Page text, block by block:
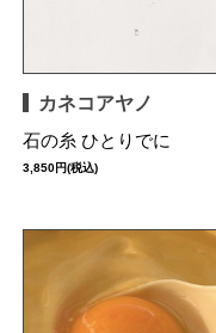
カネコアヤノ
石の糸 ひとりでに
3,850円(税込)